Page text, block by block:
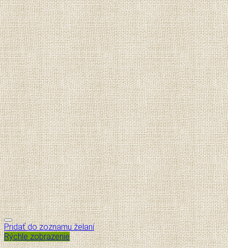
Pridať do zoznamu želaní
Rýchle zobrazenie